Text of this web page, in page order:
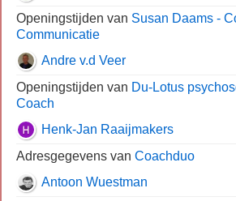
Openingstijden van Susan Daams -
Communicatie
Andre v.d Veer
Openingstijden van Du-Lotus
Coach
Henk-Jan Raaijmakers
Adresgegevens van Coachduo
Antoon Wuestman